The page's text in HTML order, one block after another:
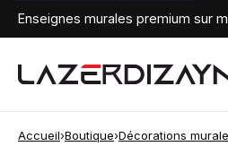
Enseignes murales premium sur
Accueil›Boutique›Décorations